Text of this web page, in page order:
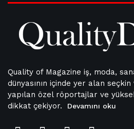
Quality of Magazine iş, moda,
dünyasının içinde yer alan
yapılan özel röportajlar ve
dikkat çekiyor.
Devamını oku